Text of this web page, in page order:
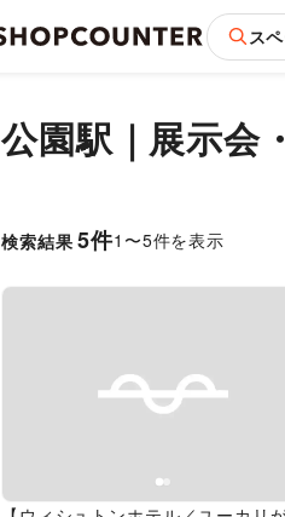
ス
公園駅｜展示会
検索結果 5件1 〜5件を表示
Previous slide